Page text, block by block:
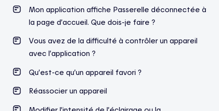
Mon application affiche Passerelle déconnectée à
la page d’accueil. Que dois-je faire ?
Vous avez de la difficulté à contrôler un appareil
avec l’application ?
Qu’est-ce qu’un appareil favori ?
Réassocier un appareil